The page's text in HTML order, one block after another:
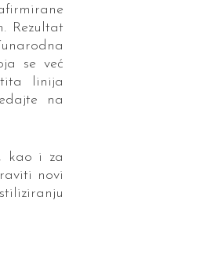
Rezultat
se već
linija
na
kao i za
novi